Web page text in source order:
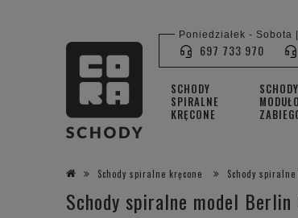
SCHODY
SPIRALNE
KRĘCONE
SCHODY
Poniedziałek - Sobota
697 733 970
Schody spiralne kręcone Schody
Schody spiralne model Berlin